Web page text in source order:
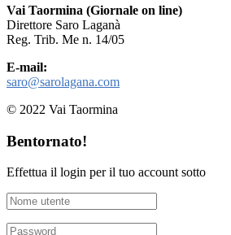
Vai Taormina (Giornale on line)
Direttore Saro Laganà
Reg. Trib. Me n. 14/05
E-mail:
saro@sarolagana.com
© 2022 Vai Taormina
Bentornato!
Effettua il login per il tuo account sotto